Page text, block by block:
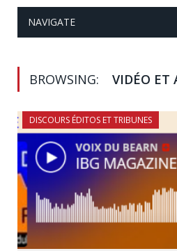
NAVIGATE
BROWSING: VIDÉO ET
DISCOURS ÉDITOS ET TRIBUNES